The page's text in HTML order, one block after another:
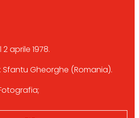
aprile 1978.
Sfantu Gheorghe (Romania).